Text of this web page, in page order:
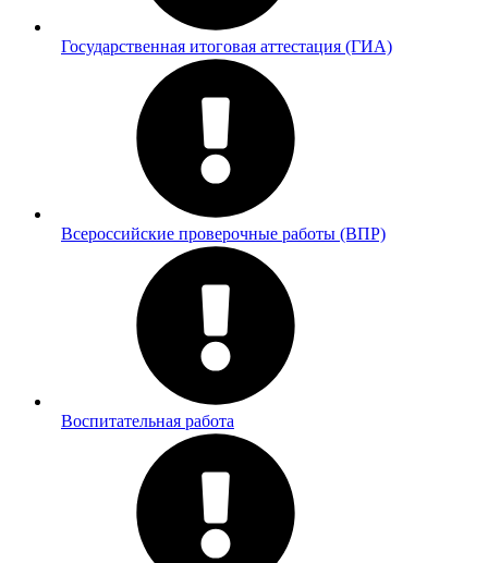
Государственная итоговая аттестация (ГИА)
Всероссийские проверочные работы (ВПР)
Воспитательная работа